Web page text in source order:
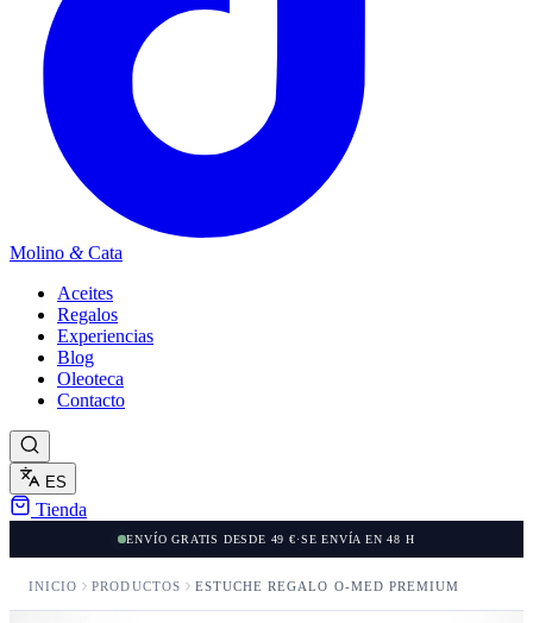
Molino &Cata
Aceites
Regalos
Experiencias
Blog
Oleoteca
Contacto
ES
Tienda
ENVÍO GRATIS DESDE 49 €·SE ENVÍA EN 48 H
INICIO PRODUCTOS ESTUCHE REGALO O-MED PREMIUM